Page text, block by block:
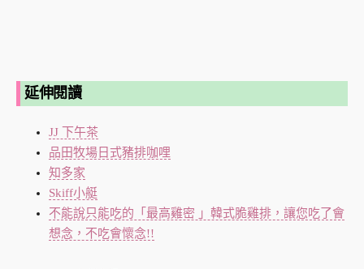
延伸閱讀
JJ 下午茶
品田牧場日式豬排咖哩
知多家
Skiff小艇
不能說只能吃的「最高雞密 」韓式脆雞排，讓您吃了會
想念，不吃會懷念!!